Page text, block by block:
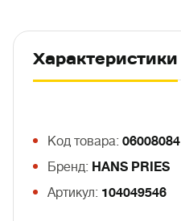
Характеристики
Код товара: 06008084
Бренд: HANS PRIES
Артикул: 104049546